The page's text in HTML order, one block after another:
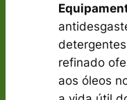
refinado
aos óleos